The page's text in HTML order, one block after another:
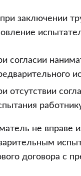
заключении
согласии
отсутствии
не вправе
договора с